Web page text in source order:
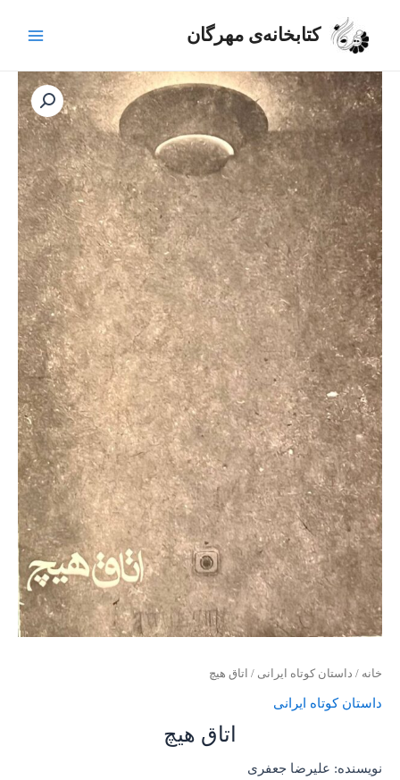
کتابخانه‌ی مهرگان
خانه / داستان کوتاه ایرانی / اتاق هیچ
داستان کوتاه ایرانی
اتاق هیچ
نویسنده: علیرضا جعفری